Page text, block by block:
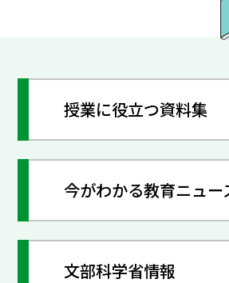
授業に役立つ資料集
今がわかる教育ニュー
文部科学省情報